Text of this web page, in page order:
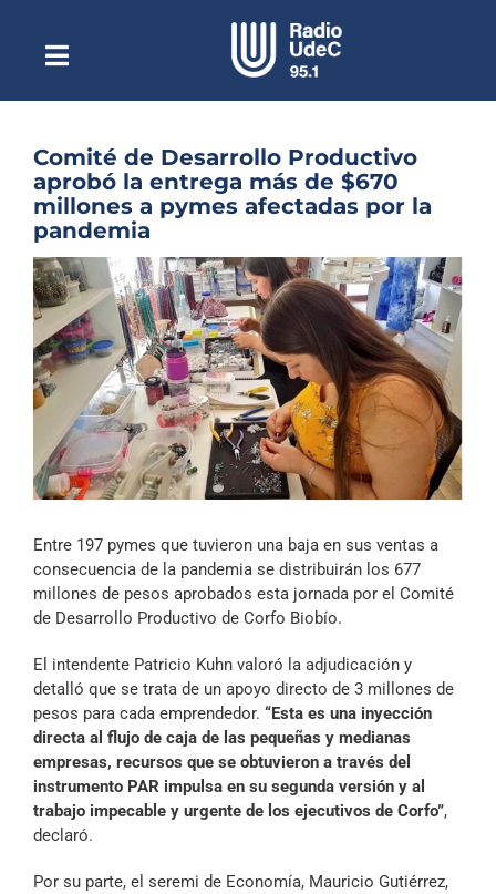
contenidoToggle
NavigationEscuchar Radio UdeC en vivo
Quiénes Somos
Programación
Noticias
Reportajes
Columnas
Música Clásica
Especiales
Comité de Desarrollo Productivo
aprobó la entrega más de $670
millones a pymes afectadas por la
pandemia
Ver
imagen
más
grande
Entre 197 pymes que tuvieron una baja en sus ventas a
consecuencia de la pandemia se distribuirán los 677
millones de pesos aprobados esta jornada por el Comité
de Desarrollo Productivo de Corfo Biobío.
El intendente Patricio Kuhn valoró la adjudicación y
detalló que se trata de un apoyo directo de 3 millones de
pesos para cada emprendedor. “Esta es una inyección
directa al flujo de caja de las pequeñas y medianas
empresas, recursos que se obtuvieron a través del
instrumento PAR impulsa en su segunda versión y al
trabajo impecable y urgente de los ejecutivos de Corfo”,
declaró.
Por su parte, el seremi de Economía, Mauricio Gutiérrez,